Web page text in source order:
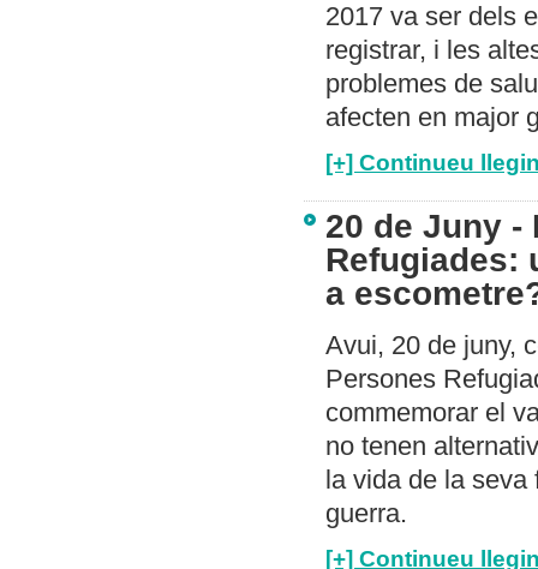
2017 va ser dels
registrar, i les
problemes de
afecten en major
[+] Continueu
20 de Juny -
Refugiades:
a
Avui, 20 de juny,
Persones
commemorar el
no tenen
la vida de la
guerra.
[+] Continueu